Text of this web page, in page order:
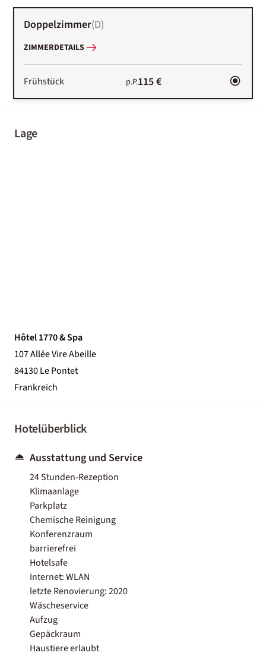
Doppelzimmer(D)
ZIMMERDETAILS
Frühstück p.P.115 €
Lage
Hôtel 1770 & Spa
107 Allée Vire Abeille
84130 Le Pontet
Frankreich
Hotelüberblick
Ausstattung und Service
24 Stunden-Rezeption
Klimaanlage
Parkplatz
Chemische Reinigung
Konferenzraum
barrierefrei
Hotelsafe
Internet: WLAN
letzte Renovierung: 2020
Wäscheservice
Aufzug
Gepäckraum
Haustiere erlaubt